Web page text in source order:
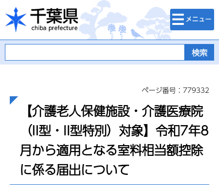
千葉県
検索・メニュ
ー
ページ番号：779332
【介護老人保健施設・介護医療院
（II型・II型特別）対象】令和7年8
月から適用となる室料相当額控除
に係る届出について